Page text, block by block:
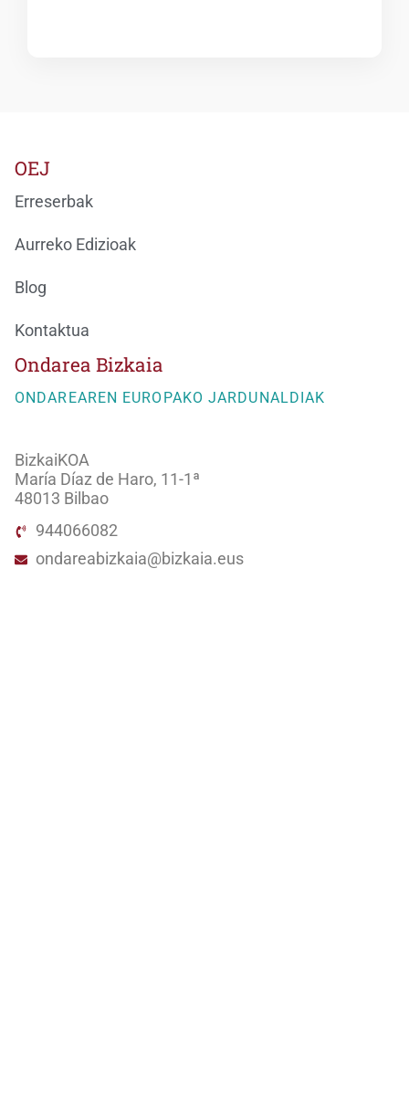
Ondarea Bizkaia
ONDAREAREN EUROPAKO JARDUNALDIAK
BizkaiKOA
María Díaz de Haro, 11-1ª
48013 Bilbao
944066082
ondareabizkaia@bizkaia.eus
OEJ
Erreserbak
Aurreko Edizioak
Blog
Kontaktua